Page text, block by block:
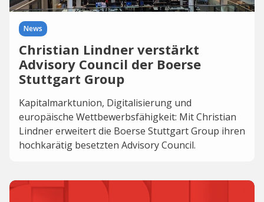
News
Christian Lindner verstärkt
Advisory Council der Boerse
Stuttgart Group
Kapitalmarktunion, Digitalisierung und
europäische Wettbewerbsfähigkeit: Mit Christian
Lindner erweitert die Boerse Stuttgart Group ihren
hochkarätig besetzten Advisory Council.